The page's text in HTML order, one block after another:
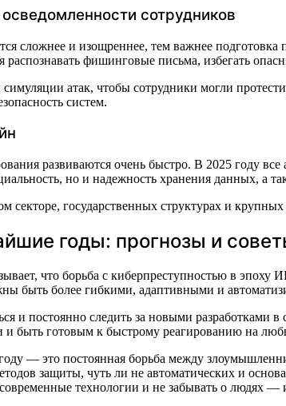
сотрудников
сложнее и изощреннее, тем важнее
распознавать фишинговые письма, избегать
атак, чтобы сотрудники могли
систем.
развиваются очень быстро. В 2025 году
но и надежность хранения данных, а
секторе, государственных структурах и
годы: прогнозы и
что борьба с киберпреступностью в
быть более гибкими, адаптивными и
и постоянно следить за новыми разработками
и быть готовым к быстрому реагированию на
— это постоянная борьба между
защиты, чуть ли не автоматических и
технологии и не забывать о людях —